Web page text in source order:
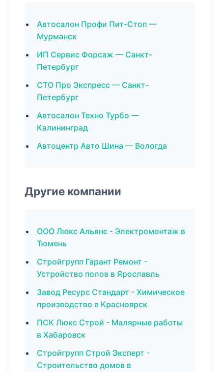
Автосалон Профи Пит-Стоп —
Мурманск
ИП Сервис Форсаж — Санкт-
Петербург
СТО Про Экспресс — Санкт-
Петербург
Автосалон Техно Турбо —
Калининград
Автоцентр Авто Шина — Вологда
Другие компании
ООО Люкс Альянс - Электромонтаж в
Тюмень
Стройгрупп Гарант Ремонт -
Устройство полов в Ярославль
Завод Ресурс Стандарт - Химическое
производство в Красноярск
ПСК Люкс Строй - Малярные работы
в Хабаровск
Стройгрупп Строй Эксперт -
Строительство домов в